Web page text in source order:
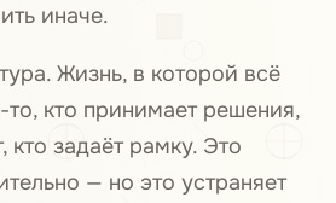
иначе.
Жизнь, в которой всё
то, кто принимает решения,
кто задаёт рамку. Это
— но это устраняет